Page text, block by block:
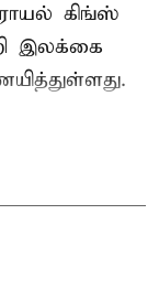
கிங்ஸ்
இலக்கை